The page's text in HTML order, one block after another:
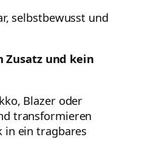
selbstbewusst und
Zusatz und kein
Blazer oder
transformieren
in ein tragbares